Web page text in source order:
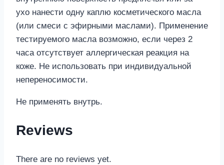
ухо нанести одну каплю косметического масла
(или смеси с эфирными маслами). Применение
тестируемого масла возможно, если через 2
часа отсутствует аллергическая реакция на
коже. Нe использовать при индивидуальной
непереносимости.
Не применять внутрь.
Reviews
There are no reviews yet.